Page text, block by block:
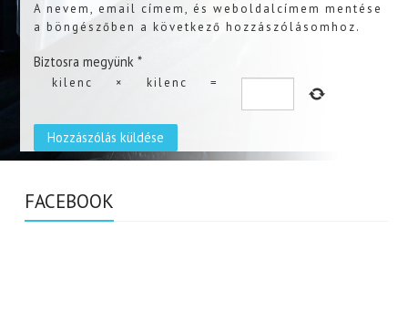
A nevem, email címem, és weboldalcímem mentése
a böngészőben a következő hozzászólásomhoz.
Biztosra megyünk *
kilenc × kilenc =
FACEBOOK